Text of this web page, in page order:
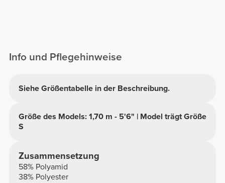
Info und Pflegehinweise
Siehe Größentabelle in der Beschreibung.
Größe des Models: 1,70 m - 5'6" | Model trägt Größe
S
Zusammensetzung
58% Polyamid
38% Polyester